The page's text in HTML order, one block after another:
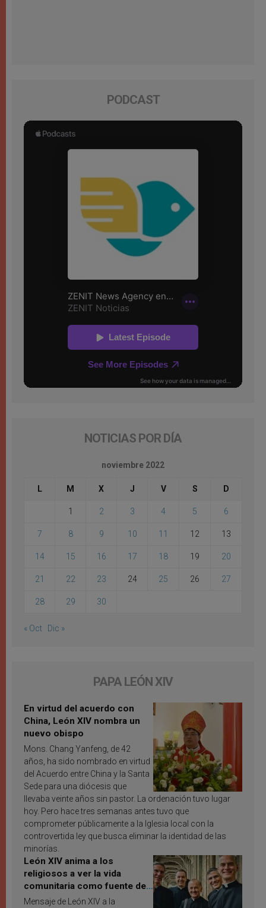
PODCAST
NOTICIAS POR DÍA
noviembre 2022
L M X J V S D
1 2 3 4 5 6
7 8 9 10 11 12 13
14 15 16 17 18 19 20
21 22 23 24 25 26 27
28 29 30
« Oct Dic »
PAPA LEÓN XIV
En virtud del acuerdo con
China, León XIV nombra un
nuevo obispo
Mons. Chang Yanfeng, de 42
años, ha sido nombrado en virtud
del Acuerdo entre China y la Santa
Sede para una diócesis que
llevaba veinte años sin pastor. La ordenación tuvo lugar
hoy. Pero hace tres semanas antes tuvo que
comprometer públicamente a la Iglesia local con la
controvertida ley que busca eliminar la identidad de las
minorías.
León XIV anima a los
religiosos a ver la vida
comunitaria como fuente de
inspiración y santificación
Mensaje de León XIV a la